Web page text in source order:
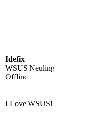
Idefix
WSUS Neuling
Offline
I Love WSUS!